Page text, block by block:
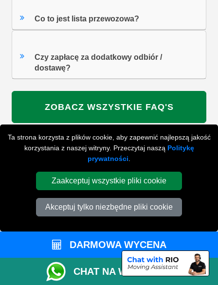
Ta strona korzysta z plików cookie, aby zapewnić najlepszą jakość
korzystania z naszej witryny. Przeczytaj naszą Politykę
prywatności
Zaakceptuj wszystkie pliki cookie
Akceptuj tylko niezbędne pliki cookie
Co to jest lista przewozowa?
Czy zapłacę za dodatkowy odbiór /
dostawę?
ZOBACZ WSZYSTKIE FAQ'S
WYSZUKAJ W NAJCZĘŚCIEJ ZADAWANYCH
ZACZNIJ WPISYWAĆ SWOJE PYTANIE I WYBIERZ Z
PONIŻSZYCH WYNIKÓW
PRZYGOTUJ SIĘ DO SWOJEJ
DARMOWA WYCENA
CHAT NA WHATSAPP